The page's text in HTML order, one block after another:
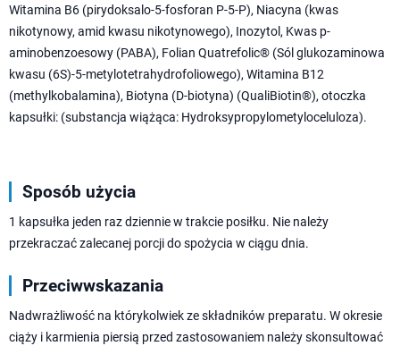
Witamina B6 (pirydoksalo-5-fosforan P-5-P), Niacyna (kwas
nikotynowy, amid kwasu nikotynowego), Inozytol, Kwas p-
aminobenzoesowy (PABA), Folian Quatrefolic® (Sól glukozaminowa
kwasu (6S)-5-metylotetrahydrofoliowego), Witamina B12
(methylkobalamina), Biotyna (D-biotyna) (QualiBiotin®), otoczka
kapsułki: (substancja wiążąca: Hydroksypropylometyloceluloza).
Sposób użycia
1 kapsułka jeden raz dziennie w trakcie posiłku. Nie należy
przekraczać zalecanej porcji do spożycia w ciągu dnia.
Przeciwwskazania
Nadwrażliwość na którykolwiek ze składników preparatu. W okresie
ciąży i karmienia piersią przed zastosowaniem należy skonsultować